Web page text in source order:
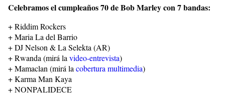
Celebramos el cumpleaños 70 de Bob Marley con 7 bandas:
+ Riddim Rockers
+ Maria La del Barrio
+ DJ Nelson & La Selekta (AR)
+ Rwanda (mirá la video-entrevista)
+ Mamaclan (mirá la cobertura multimedia)
+ Karma Man Kaya
+ NONPALIDECE